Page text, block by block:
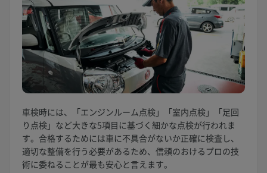
車検時には、「エンジンルーム点検」「室内点検」「足回
り点検」など大きな5項目に基づく細かな点検が行われま
す。合格するためには車に不具合がないか正確に検査し、
適切な整備を行う必要があるため、信頼のおけるプロの技
術に委ねることが最も安心と言えます。